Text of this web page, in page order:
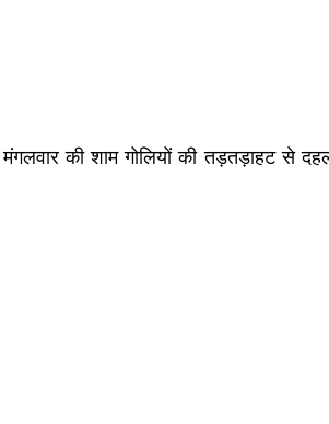
मंगलवार की शाम गोलियों की तड़तड़ाहट